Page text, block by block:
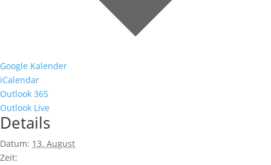
Google Kalender
iCalendar
Outlook 365
Outlook Live
Details
Datum: 13. August
Zeit: